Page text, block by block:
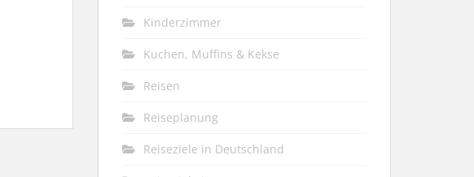
Kinderzimmer
Kuchen, Muffins & Kekse
Reisen
Reiseplanung
Reiseziele in Deutschland